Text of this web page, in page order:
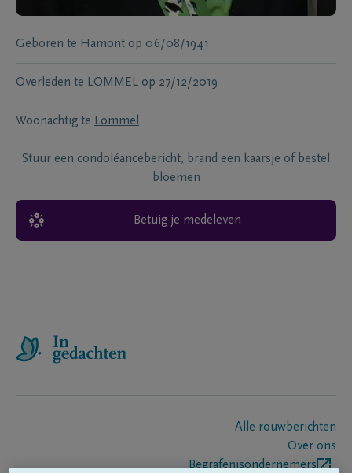
Geboren te Hamont op 06/08/1941
Overleden te LOMMEL op 27/12/2019
Woonachtig te Lommel
Stuur een condoléancebericht, brand een kaarsje of bestel
bloemen
Betuig je medeleven
Alle rouwberichten
Over ons
Begrafenisondernemers